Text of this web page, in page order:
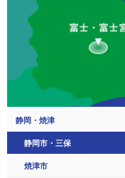
静岡・焼津
静岡市・三保
焼津市